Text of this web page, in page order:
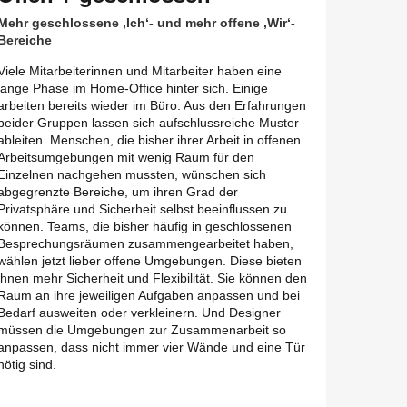
geschlossene ‚Ich‘- und mehr offene ‚Wir‘-
Mitarbeiterinnen und Mitarbeiter haben eine
Phase im Home-Office hinter sich. Einige
bereits wieder im Büro. Aus den Erfahrungen
Gruppen lassen sich aufschlussreiche Muster
Menschen, die bisher ihrer Arbeit in offenen
mit wenig Raum für den
nachgehen mussten, wünschen sich
Bereiche, um ihren Grad der
und Sicherheit selbst beeinflussen zu
Teams, die bisher häufig in geschlossenen
zusammengearbeitet haben,
jetzt lieber offene Umgebungen. Diese bieten
mehr Sicherheit und Flexibilität. Sie können den
an ihre jeweiligen Aufgaben anpassen und bei
ausweiten oder verkleinern. Und Designer
die Umgebungen zur Zusammenarbeit so
dass nicht immer vier Wände und eine Tür
sind.